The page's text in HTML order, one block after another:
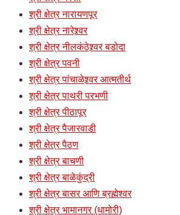
श्री क्षेत्र नारायणपूर
श्री क्षेत्र नारेश्र्वर
श्री क्षेत्र नीलकंठेश्र्वर बडोदा
श्री क्षेत्र पवनी
श्री क्षेत्र पांचाळेश्र्वर आत्मतीर्थ
श्री क्षेत्र पाथरी परभणी
श्री क्षेत्र पीठापूर
श्री क्षेत्र पैजारवाडी
श्री क्षेत्र पैठण
श्री क्षेत्र बाचणी
श्री क्षेत्र बाळेकुंद्री
श्री क्षेत्र बासर आणि ब्रह्मेश्वर
श्री क्षेत्र भामानगर (धामोरी)